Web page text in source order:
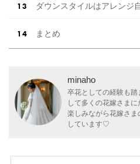
ダウンスタイルはアレンジ
まとめ
minaho
卒花としての経験も踏
して多くの花嫁さま
楽しみながら花嫁さ
しています♡